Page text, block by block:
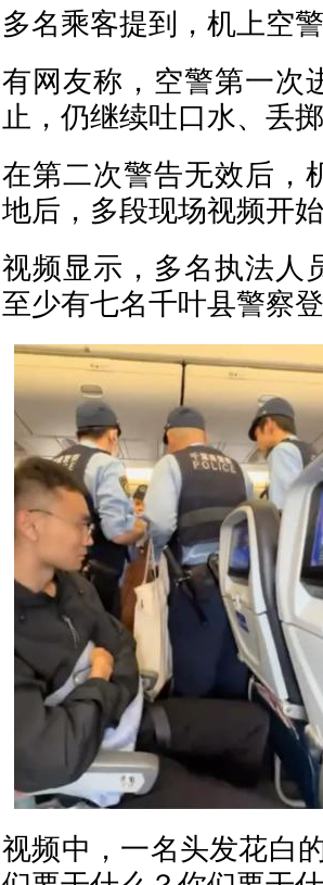
多名乘客提到，机上空
有网友称，空警第一次
止，仍继续吐口水、丢
在第二次警告无效后，
地后，多段现场视频开
视频显示，多名执法人
至少有七名千叶县警察登
视频中，一名头发花白